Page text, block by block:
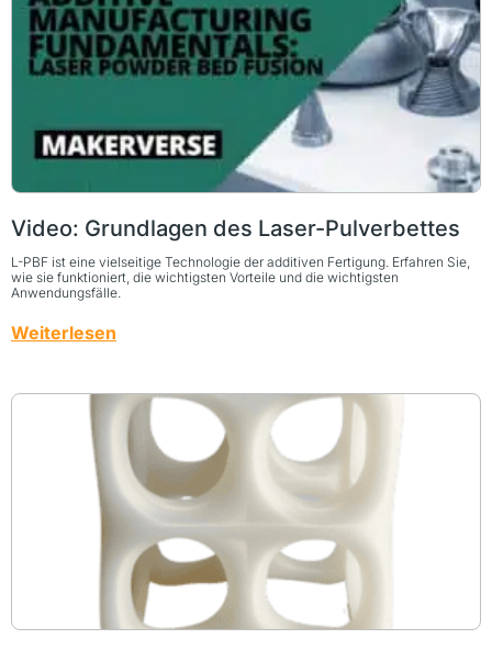
Video: Grundlagen des Laser-Pulverbettes
L-PBF ist eine vielseitige Technologie der additiven Fertigung. Erfahren Sie,
wie sie funktioniert, die wichtigsten Vorteile und die wichtigsten
Anwendungsfälle.
Weiterlesen